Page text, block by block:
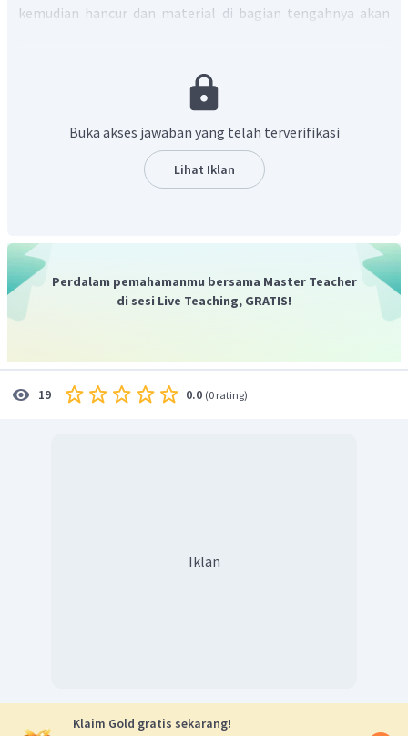
kemudian hancur dan material di bagian tengahnya akan
memancarkan cahaya. Bahan bakar tersebut berasal dari
hidrogen yang melalui reasi fusi nuklir akan berubah
intinya habis, massa bintang akan mengembang
menjadi bintang yang sangat besar
terus meningkat, dan akhirnya meledak menjadi bintang
benar, dan keduanya menunjukkan hubungan sebab dan
akibat.
Jadi, jawaban yang tepat adalah A.
Buka akses jawaban yang telah terverifikasi
Lihat Iklan
Perdalam pemahamanmu bersama Master Teacher
di sesi Live Teaching, GRATIS!
19 0.0 (0 rating)
Iklan
Klaim Gold gratis sekarang!